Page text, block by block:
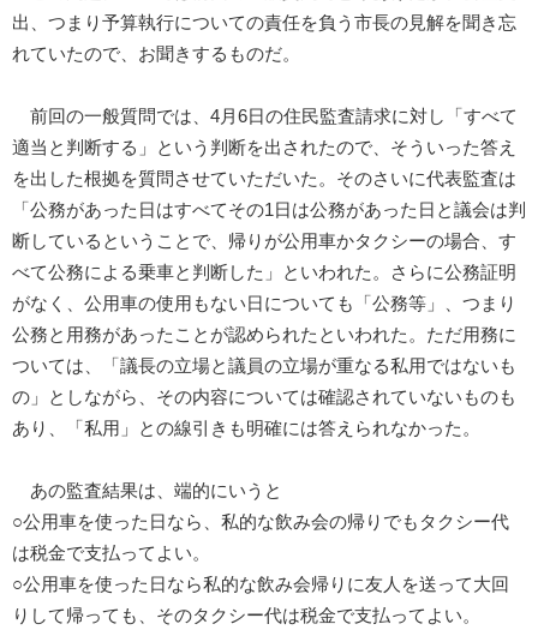
出、つまり予算執行についての責任を負う市長の見解を聞き忘
れていたので、お聞きするものだ。
前回の一般質問では、4月6日の住民監査請求に対し「すべて
適当と判断する」という判断を出されたので、そういった答え
を出した根拠を質問させていただいた。そのさいに代表監査は
「公務があった日はすべてその1日は公務があった日と議会は判
断しているということで、帰りが公用車かタクシーの場合、す
べて公務による乗車と判断した」といわれた。さらに公務証明
がなく、公用車の使用もない日についても「公務等」、つまり
公務と用務があったことが認められたといわれた。ただ用務に
ついては、「議長の立場と議員の立場が重なる私用ではないも
の」としながら、その内容については確認されていないものも
あり、「私用」との線引きも明確には答えられなかった。
あの監査結果は、端的にいうと
○公用車を使った日なら、私的な飲み会の帰りでもタクシー代
は税金で支払ってよい。
○公用車を使った日なら私的な飲み会帰りに友人を送って大回
りして帰っても、そのタクシー代は税金で支払ってよい。